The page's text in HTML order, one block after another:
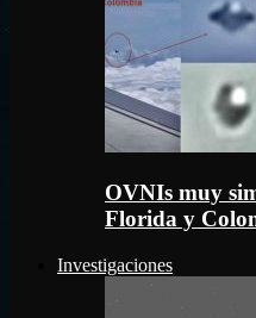
OVNIs muy
Florida y
Investigaciones